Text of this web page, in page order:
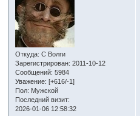
Откуда: С Волги
Зарегистрирован: 2011-10-12
Сообщений: 5984
Уважение: [+616/-1]
Пол: Мужской
Последний визит:
2026-01-06 12:58:32